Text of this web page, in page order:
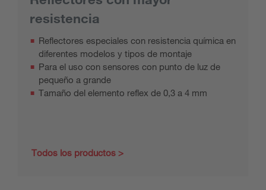
resistencia
Reflectores especiales con resistencia química en
diferentes modelos y tipos de montaje
Para el uso con sensores con punto de luz de
pequeño a grande
Tamaño del elemento reflex de 0,3 a 4 mm
Todos los productos